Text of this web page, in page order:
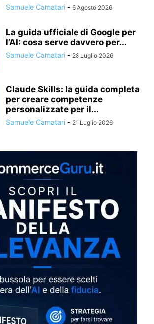
Samuele Camatari - 6 Agosto 2026
La guida ufficiale di Google per
l’AI: cosa serve davvero per...
Samuele Camatari - 28 Luglio 2026
Claude Skills: la guida completa
per creare competenze
personalizzate per il...
Samuele Camatari - 21 Luglio 2026